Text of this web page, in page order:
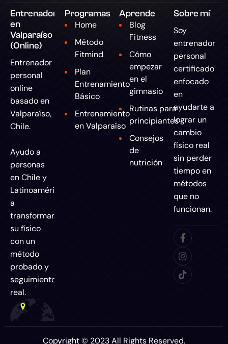
Entrenador
en
Valparaíso
(Online)
Entrenador
personal
online
basado en
Valparaíso,
Chile.
Ayudo a
personas
en Chile y
Latinoamérica
a
transformar
su físico
con un
método
probado y
seguimiento
real.
Programas
Home
Método
Fitmind
Plan
Entrenamiento
Básico
Entrenamiento
en Valparaíso
Aprende
Blog
Fitness
Cómo
empezar
en el
gimnasio
Rutinas para
principiantes
Consejos
de
nutrición
Sobre mí
Soy
entrenador
personal
certificado
enfocado
en
ayudarte a
lograr un
cambio
físico real
sin perder
tiempo en
métodos
que no
funcionan.
Copyright © 2023 All Rights Reserved.